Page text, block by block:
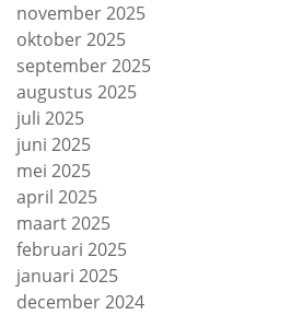
november 2025
oktober 2025
september 2025
augustus 2025
juli 2025
juni 2025
mei 2025
april 2025
maart 2025
februari 2025
januari 2025
december 2024